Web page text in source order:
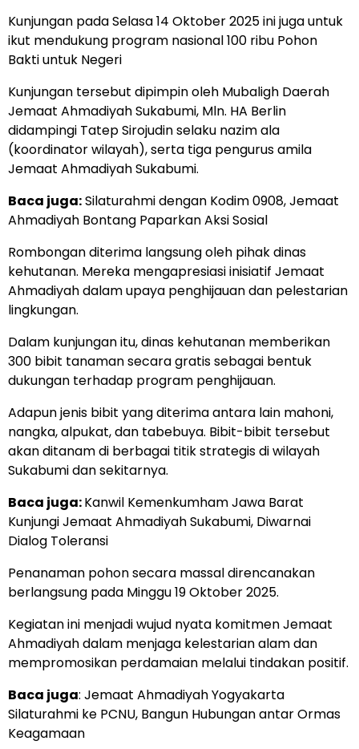
Kunjungan pada Selasa 14 Oktober 2025 ini juga untuk
ikut mendukung program nasional 100 ribu Pohon
Bakti untuk Negeri
Kunjungan tersebut dipimpin oleh Mubaligh Daerah
Jemaat Ahmadiyah Sukabumi, Mln. HA Berlin
didampingi Tatep Sirojudin selaku nazim ala
(koordinator wilayah), serta tiga pengurus amila
Jemaat Ahmadiyah Sukabumi.
Baca juga:Silaturahmi dengan Kodim 0908, Jemaat
Ahmadiyah Bontang Paparkan Aksi Sosial
Rombongan diterima langsung oleh pihak dinas
kehutanan. Mereka mengapresiasi inisiatif Jemaat
Ahmadiyah dalam upaya penghijauan dan pelestarian
lingkungan.
Dalam kunjungan itu, dinas kehutanan memberikan
300 bibit tanaman secara gratis sebagai bentuk
dukungan terhadap program penghijauan.
Adapun jenis bibit yang diterima antara lain mahoni,
nangka, alpukat, dan tabebuya. Bibit-bibit tersebut
akan ditanam di berbagai titik strategis di wilayah
Sukabumi dan sekitarnya.
Baca juga:Kanwil Kemenkumham Jawa Barat
Kunjungi Jemaat Ahmadiyah Sukabumi, Diwarnai
Dialog Toleransi
Penanaman pohon secara massal direncanakan
berlangsung pada Minggu 19 Oktober 2025.
Kegiatan ini menjadi wujud nyata komitmen Jemaat
Ahmadiyah dalam menjaga kelestarian alam dan
mempromosikan perdamaian melalui tindakan positif.
Baca juga: Jemaat Ahmadiyah Yogyakarta
Silaturahmi ke PCNU, Bangun Hubungan antar Ormas
Keagamaan